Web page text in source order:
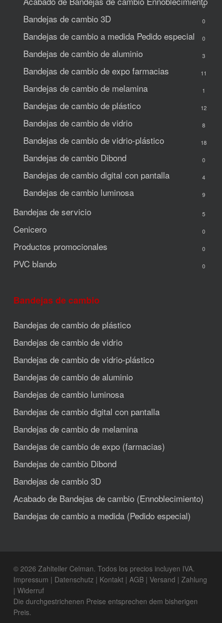
0
Bandejas de cambio 3D 0
Bandejas de cambio a medida Pedido especial 0
Bandejas de cambio de aluminio 3
Bandejas de cambio de expo farmacias 11
Bandejas de cambio de melamina 1
Bandejas de cambio de plástico 12
Bandejas de cambio de vidrio 8
Bandejas de cambio de vidrio-plástico 18
Bandejas de cambio Dibond 0
Bandejas de cambio digital con pantalla 4
Bandejas de cambio luminosa 9
Bandejas de servicio 5
Cenicero 0
Productos promocionales 0
PVC blando 0
Bandejas de cambio
Bandejas de cambio de plástico
Bandejas de cambio de vidrio
Bandejas de cambio de vidrio-plástico
Bandejas de cambio de aluminio
Bandejas de cambio luminosa
Bandejas de cambio digital con pantalla
Bandejas de cambio de melamina
Bandejas de cambio de expo (farmacias)
Bandejas de cambio Dibond
Bandejas de cambio 3D
Acabado de Bandejas de cambio (Ennoblecimiento)
Bandejas de cambio a medida (Pedido especial)
© 2026 Zahlteller Celman. Todos los precios incluyen IVA.
Impressum | Datenschutz| Kontakt| AGB| Versand | Zahlung
| Widerruf
Die durchgestrichenen Preise entsprechen dem bisherigen
Preis.